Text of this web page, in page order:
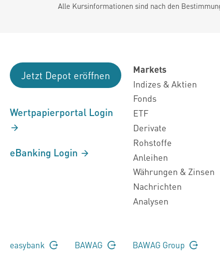
Alle Kursinformationen sind nach den
Jetzt Depot eröffnen
Wertpapierportal Login
eBanking Login
Markets
Indizes & Aktien
Fonds
ETF
Derivate
Rohstoffe
Anleihen
Währungen & Zinsen
Nachrichten
Analysen
easybank BAWAG BAWAG Group